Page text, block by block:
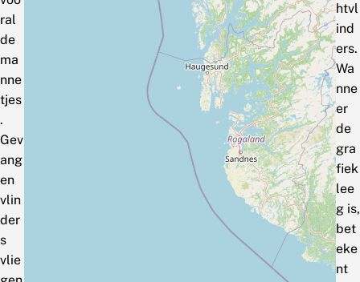
ral
de
ma
nne
tjes
.
Gev
ang
en
vlin
der
s
vlie
htvl
ind
ers.
Wa
nne
er
de
gra
fiek
lee
g is,
bet
eke
nt